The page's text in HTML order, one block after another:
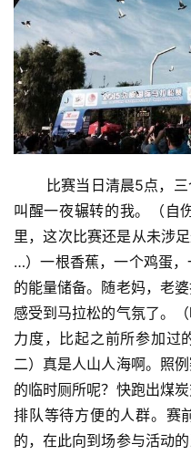
比赛当日清晨5点，三
叫醒一夜辗转的我。（自
里，这次比赛还是从未涉
…）一根香蕉，一个鸡蛋
的能量储备。随老妈，老
感受到马拉松的气氛了。
力度，比起之前所参加过
二）真是人山人海啊。照
的临时厕所呢？快跑出煤
排队等待方便的人群。赛
的，在此向到场参与活动